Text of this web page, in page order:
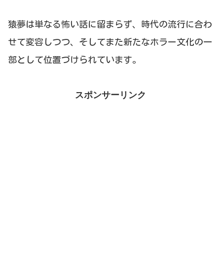
猿夢は単なる怖い話に留まらず、時代の流行に合わ
せて変容しつつ、そしてまた新たなホラー文化の一
部として位置づけられています。
スポンサーリンク